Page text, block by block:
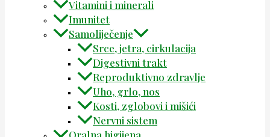
Vitamini i minerali
Imunitet
Samoliječenje
Srce, jetra, cirkulacija
Digestivni trakt
Reproduktivno zdravlje
Uho, grlo, nos
Kosti, zglobovi i mišići
Nervni sistem